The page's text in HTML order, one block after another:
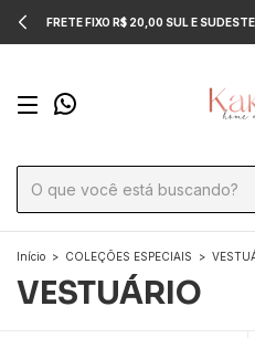
FRETE FIXO R$ 20,00 SUL E
Início > COLEÇÕES ESPECIAIS >
VESTUÁRIO